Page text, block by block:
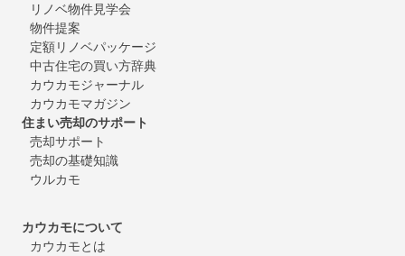
リノベ物件見学会
物件提案
定額リノベパッケージ
中古住宅の買い方辞典
カウカモジャーナル
カウカモマガジン
住まい売却のサポート
売却サポート
売却の基礎知識
ウルカモ
カウカモについて
カウカモとは